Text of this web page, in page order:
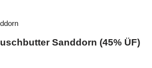
Sanddorn (45% ÜF)